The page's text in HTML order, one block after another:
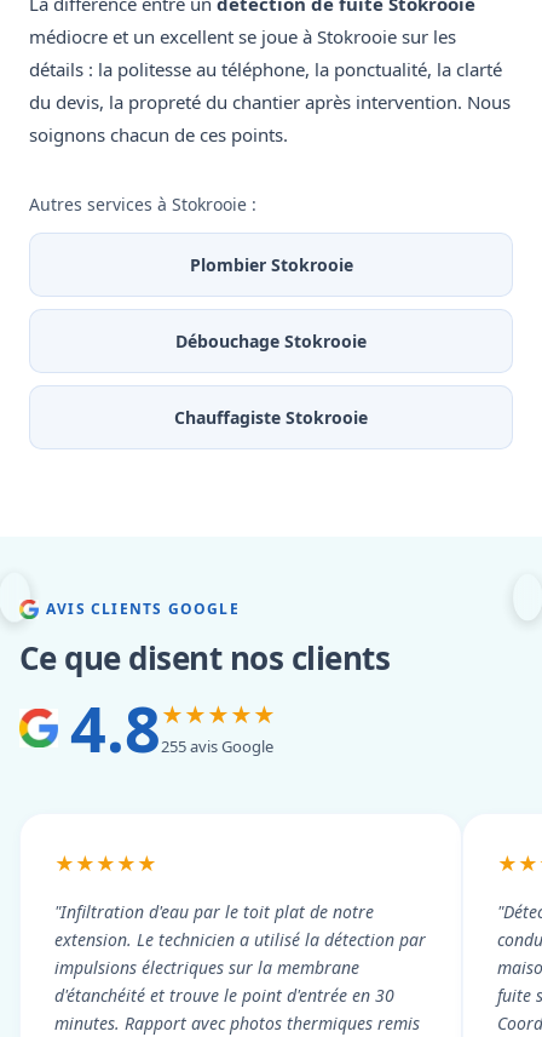
médiocre et un excellent se joue à Stokrooie sur les
détails : la politesse au téléphone, la ponctualité, la clarté
du devis, la propreté du chantier après intervention. Nous
soignons chacun de ces points.
Autres services à Stokrooie :
Plombier Stokrooie
Débouchage Stokrooie
Chauffagiste Stokrooie
AVIS CLIENTS GOOGLE
Ce que disent nos clients
4.8★★★★★
255 avis Google
★★★★★
"Infiltration d'eau par le toit plat de notre
extension. Le technicien a utilisé la détection par
impulsions électriques sur la membrane
d'étanchéité et trouve le point d'entrée en 30
minutes. Rapport avec photos thermiques remis
fuite